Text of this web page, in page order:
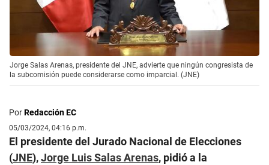
Jorge Salas Arenas, presidente del JNE, advierte que ningún congresista de
la subcomisión puede considerarse como imparcial. (JNE)
PorRedacción EC
05/03/2024, 04:16 p.m.
El presidente del Jurado Nacional de Elecciones
(JNE),Jorge Luis Salas Arenas, pidió a la